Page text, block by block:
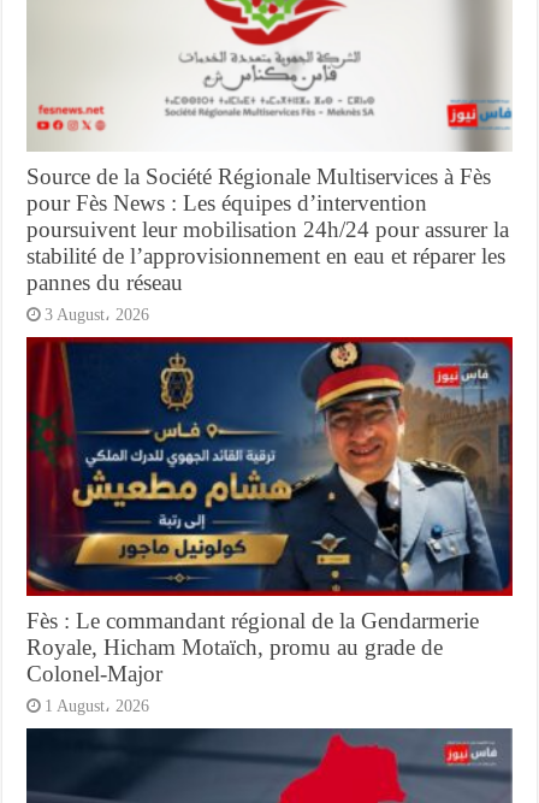
Source de la Société Régionale Multiservices à Fès
pour Fès News : Les équipes d’intervention
poursuivent leur mobilisation 24h/24 pour assurer la
stabilité de l’approvisionnement en eau et réparer les
pannes du réseau
3 August، 2026
Fès : Le commandant régional de la Gendarmerie
Royale, Hicham Motaïch, promu au grade de
Colonel-Major
1 August، 2026